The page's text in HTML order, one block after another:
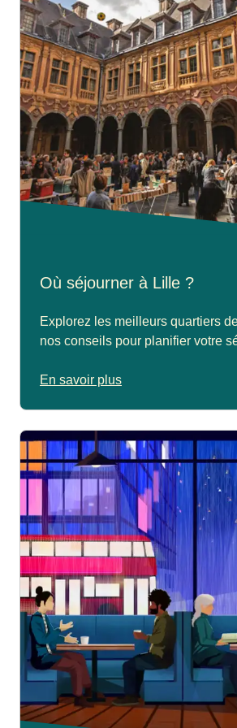
Où séjourner à Lille ?
Explorez les meilleurs quartiers
nos conseils pour planifier votre
En savoir plus